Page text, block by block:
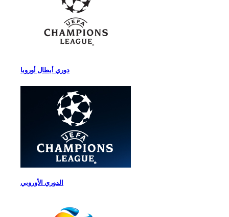
دوري أبطال أوروبا
الدوري الأوروبي